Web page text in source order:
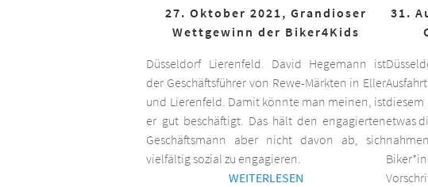
27. Oktober 2021, Grandioser
Wettgewinn der Biker4Kids
Düsseldorf Lierenfeld. David Hegemann ist
der Geschäftsführer von Rewe-Märkten in Eller
und Lierenfeld. Damit könnte man meinen, ist
er gut beschäftigt. Das hält den engagierten
Geschäftsmann aber nicht davon ab, sich
vielfältig sozial zu engagieren.
WEITERLESEN
31.
etwas